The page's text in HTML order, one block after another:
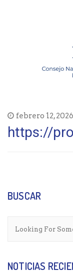
febrero 12, 2026
https://
BUSCAR
NOTICIAS